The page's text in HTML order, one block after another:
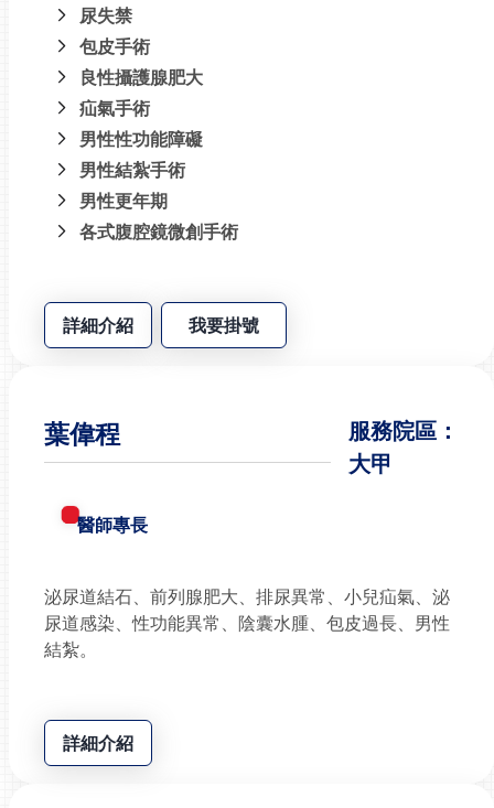
尿失禁
包皮手術
良性攝護腺肥大
疝氣手術
男性性功能障礙
男性結紮手術
男性更年期
各式腹腔鏡微創手術
詳細介紹 我要掛號
葉偉程
服務院區：
大甲
醫師專長
泌尿道結石、前列腺肥大、排尿異常、小兒疝氣、泌
尿道感染、性功能異常、陰囊水腫、包皮過長、男性
結紮。
詳細介紹